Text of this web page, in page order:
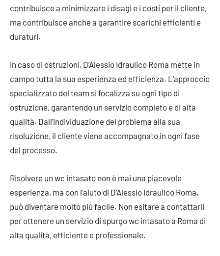
contribuisce a minimizzare i disagi e i costi per il cliente,
ma contribuisce anche a garantire scarichi efficienti e
duraturi.
In caso di ostruzioni, D’Alessio Idraulico Roma mette in
campo tutta la sua esperienza ed efficienza. L’approccio
specializzato del team si focalizza su ogni tipo di
ostruzione, garantendo un servizio completo e di alta
qualità. Dall’individuazione del problema alla sua
risoluzione, il cliente viene accompagnato in ogni fase
del processo.
Risolvere un wc intasato non è mai una piacevole
esperienza, ma con l’aiuto di D’Alessio Idraulico Roma,
può diventare molto più facile. Non esitare a contattarli
per ottenere un servizio di spurgo wc intasato a Roma di
alta qualità, efficiente e professionale.